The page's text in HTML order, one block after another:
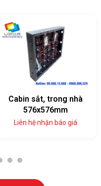
Cabin sắt, trong nhà
576x576mm
Liên hệ nhận báo giá
5 6 7